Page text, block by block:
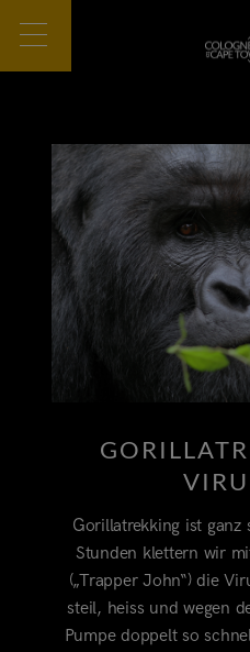
Gorillatrekking ist ganz
Stunden klettern wir
(„Trapper John“) die
steil, heiss und wegen
Pumpe doppelt so